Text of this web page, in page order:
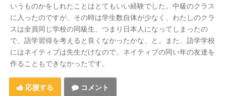
いうものかをしれたことはとてもいい経験でした。中級のクラス
に入ったのですが、その時は学生数自体が少なく、わたしのクラ
スは全員同じ学校の同級生、つまり日本人になってしまったの
で、語学習得を考えると良くなかったかな、と。また、語学学校
にはネイティブは先生だけなので、ネイティブの同い年の友達を
作ることもできなかったです。
応援する コメント